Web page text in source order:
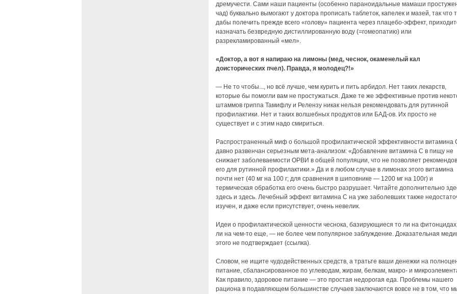
дремучести. Сами наши пациенты (особенно параноидальные мамаши
чад) буквально вымогают у доктора прописать таблеток, капелек и мазей, так что
дабы полечить прежде всего «голову» пациента через плацебо-эффект,
назначать безвредную дистиллированную воду (=гомеопатию) или
разрекламированный «мел».
«Доктор, а вот я напираю на лимоны (мед, чеснок, окаменелый кал
доисторических пчел). Правда, я молодец?!»
— Не то чтобы..., но всё лучше, чем курить и пить арбидол. Нет таких лекарств,
которые бы помогли вам не простужаться. Даже те же эффективные против
штаммов гриппа Тамифлу и Релензу никак нельзя рекомендовать для рутинной
профилактики. Нет и таких волшебных продуктов или БАД-ов. Их просто не
существует и с этим надо смириться.
Распространенный миф о большой профилактической эффективности витамина
давно развенчан серьезным мета-анализом: «Добавление витамина С в пищу не
снижает заболеваемости ОРВИ в общей популяции, что не позволяет
его для рутинной профилактики.» Да и в любом случае в лимонах этого витамина
почти нет (40 мг на 100 г; для сравнения в шиповнике — 1200 мг на 100г) и
термическая обработка его очень быстро разрушает. Читайте дополнительно
здесь и здесь. Лечебный эффект витамина С на уже заболевших также
изучен, и даже если присутствует, очень невелик.
Идеи о профилактической ценности чеснока, базирующиеся то ли на
ли на чем-то еще, — не более чем популярное заблуждение. Доказательная
этого не подтверждает (ссылка).
Словом, не ищите чудодейственных средств, а тратьте ваши денежки на
питание, сбалансированное по углеводам, жирам, белкам, макро- и
Как правило, здоровое питание — это простая недорогая еда. Проблемы нашего
рациона в подавляющем большинстве случаев заключаются вовсе не в том, что